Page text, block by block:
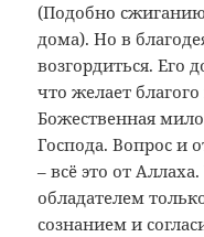
(Подобно
дома). Но в
возгордиться. Его
что желает
Божественная
Господа. Вопрос и
– всё это от
обладателем
сознанием и